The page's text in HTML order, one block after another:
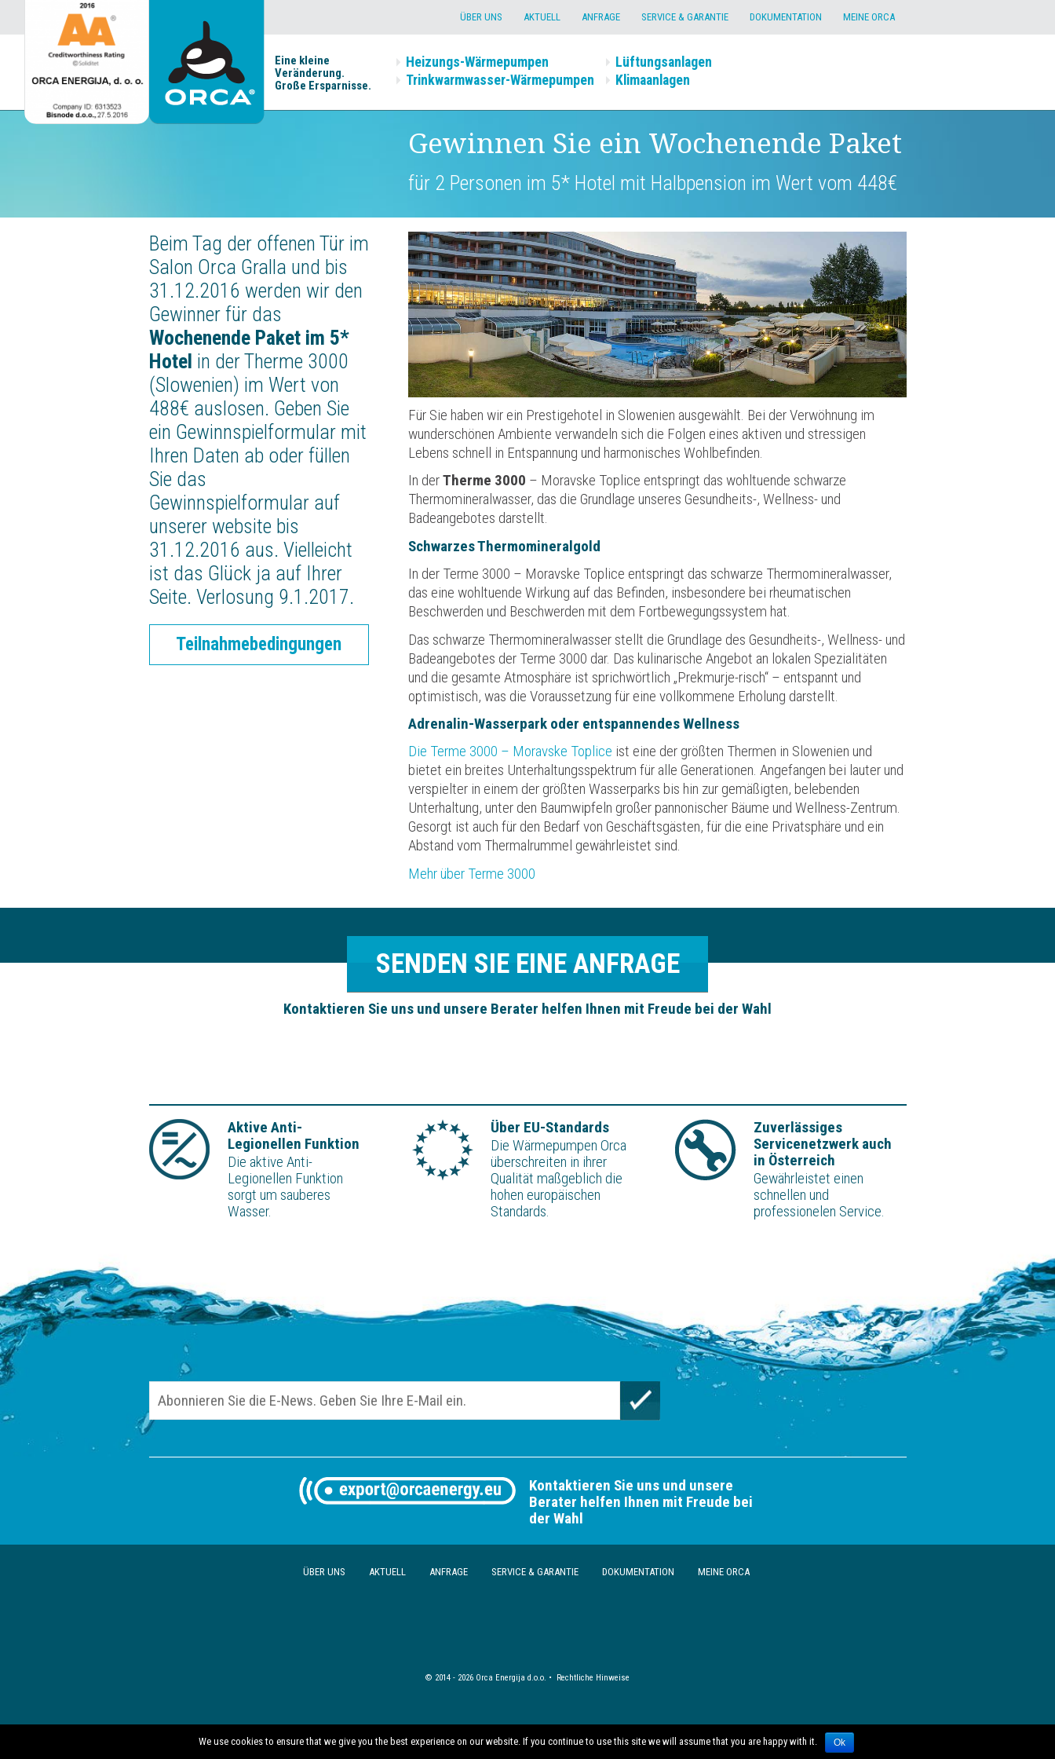
ÜBER UNS AKTUELL ANFRAGE SERVICE & GARANTIE DOKUMENTATION MEINE ORCA
Eine kleine
Veränderung.
Große Ersparnisse.
Heizungs-Wärmepumpen
Trinkwarmwasser-Wärmepumpen
Lüftungsanlagen
Klimaanlagen
Gewinnen Sie ein Wochenende Paket
für 2 Personen im 5* Hotel mit Halbpension im Wert vom 448€
Beim Tag der offenen Tür im
Salon Orca Gralla und bis
31.12.2016 werden wir den
Gewinner für das
Wochenende Paket im 5*
Hotel in der Therme 3000
(Slowenien) im Wert von
488€ auslosen. Geben Sie
ein Gewinnspielformular mit
Ihren Daten ab oder füllen
Sie das
Gewinnspielformular auf
unserer website bis
31.12.2016 aus. Vielleicht
ist das Glück ja auf Ihrer
Seite. Verlosung 9.1.2017.
Teilnahmebedingungen
Für Sie haben wir ein Prestigehotel in Slowenien ausgewählt. Bei der Verwöhnung im
wunderschönen Ambiente verwandeln sich die Folgen eines aktiven und stressigen
Lebens schnell in Entspannung und harmonisches Wohlbefinden.
In derTherme 3000 – Moravske Toplice entspringt das wohltuende schwarze
Thermomineralwasser, das die Grundlage unseres Gesundheits-, Wellness- und
Badeangebotes darstellt.
Schwarzes Thermomineralgold
In der Terme 3000 – Moravske Toplice entspringt das schwarze Thermomineralwasser,
das eine wohltuende Wirkung auf das Befinden, insbesondere bei rheumatischen
Beschwerden und Beschwerden mit dem Fortbewegungssystem hat.
Das schwarze Thermomineralwasser stellt die Grundlage des Gesundheits-, Wellness- und
Badeangebotes der Terme 3000 dar. Das kulinarische Angebot an lokalen Spezialitäten
und die gesamte Atmosphäre ist sprichwörtlich „Prekmurje-risch“ – entspannt und
optimistisch, was die Voraussetzung für eine vollkommene Erholung darstellt.
Adrenalin-Wasserpark oder entspannendes Wellness
Die Terme 3000 – Moravske Toplice ist eine der größten Thermen in Slowenien und
bietet ein breites Unterhaltungsspektrum für alle Generationen. Angefangen bei lauter und
verspielter in einem der größten Wasserparks bis hin zur gemäßigten, belebenden
Unterhaltung, unter den Baumwipfeln großer pannonischer Bäume und Wellness-Zentrum.
Gesorgt ist auch für den Bedarf von Geschäftsgästen, für die eine Privatsphäre und ein
Abstand vom Thermalrummel gewährleistet sind.
Mehr über Terme 3000
SENDEN SIE EINE ANFRAGE
Kontaktieren Sie uns und unsere Berater helfen Ihnen mit Freude bei der Wahl
Aktive Anti-
Legionellen Funktion
Die aktive Anti-
Legionellen Funktion
sorgt um sauberes
Wasser.
Über EU-Standards
Die Wärmepumpen Orca
überschreiten in ihrer
Qualität maßgeblich die
hohen europäischen
Standards.
Zuverlässiges
Servicenetzwerk auch
in Österreich
Gewährleistet einen
schnellen und
professionelen Service.
Kontaktieren Sie uns und unsere
Berater helfen Ihnen mit Freude bei
der Wahl
ÜBER UNS AKTUELL ANFRAGE SERVICE & GARANTIE DOKUMENTATION MEINE ORCA
© 2014 - 2026 Orca Energija d.o.o. • Rechtliche Hinweise
We use cookies to ensure that we give you the best experience on our website. If you continue to use this site we will assume that you are happy with it. Ok